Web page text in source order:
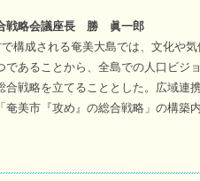
戦略会議座長 勝 眞一郎
構成される奄美大島では、文化や
であることから、全島での人口ビジ
合戦略を立てることとした。広域連
奄美市『攻め』の総合戦略」の構築